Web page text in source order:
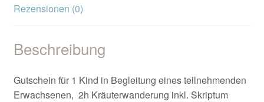
Rezensionen (0)
Beschreibung
Gutschein für 1 Kind in Begleitung eines teilnehmenden
Erwachsenen, 2h Kräuterwanderung inkl. Skriptum